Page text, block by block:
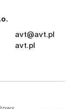
avt@avt.pl
avt.pl